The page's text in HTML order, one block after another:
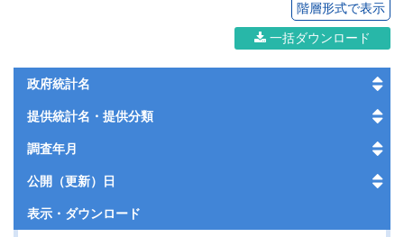
階層形式で表示
一括ダウンロード
政府統計名
提供統計名・提供分類
調査年月
公開（更新）日
表示・ ダウンロード